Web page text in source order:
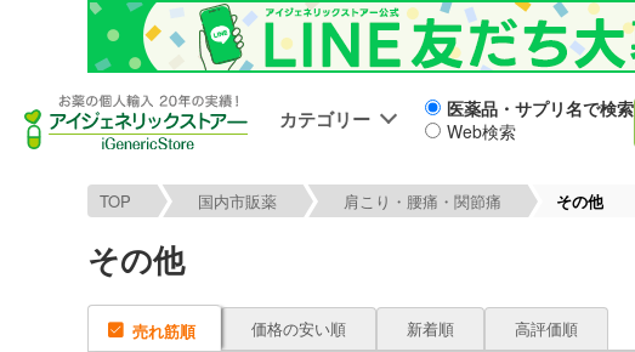
カテゴリー
医薬品・サプリ名で検索
Web検索
TOP 国内市販薬 肩こり・腰痛・関節痛 その他
その他
売れ筋順 価格の安い順 新着順 高評価順